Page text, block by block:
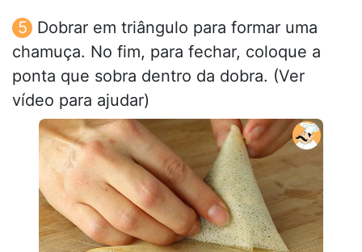
Dobrar em triângulo para formar uma
chamuça. No fim, para fechar, coloque a
ponta que sobra dentro da dobra. (Ver
vídeo para ajudar)